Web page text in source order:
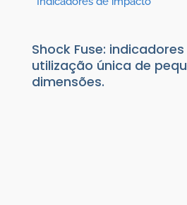
Shock Fuse:
utilização única de
dimensões.